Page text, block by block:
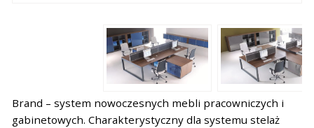
Brand – system nowoczesnych mebli pracowniczych i
gabinetowych. Charakterystyczny dla systemu stelaż